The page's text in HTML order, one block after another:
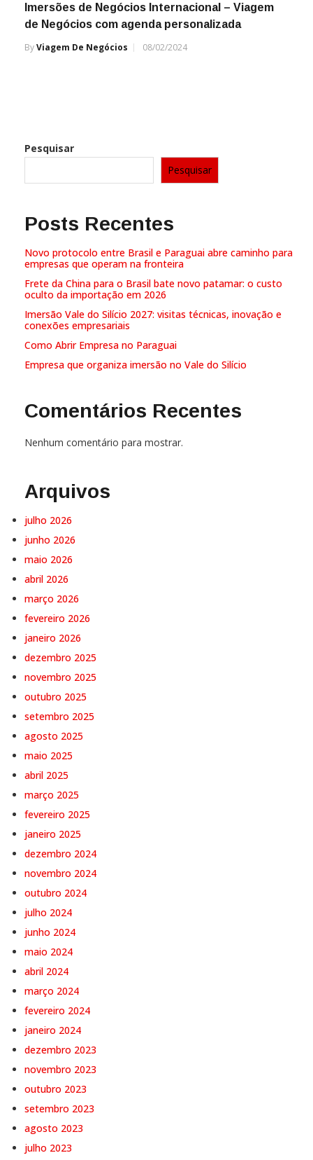
Imersões de Negócios Internacional – Viagem
de Negócios com agenda personalizada
ByViagem De Negócios 08/02/2024
Pesquisar
Pesquisar
Posts Recentes
Novo protocolo entre Brasil e Paraguai abre caminho para
empresas que operam na fronteira
Frete da China para o Brasil bate novo patamar: o custo
oculto da importação em 2026
Imersão Vale do Silício 2027: visitas técnicas, inovação e
conexões empresariais
Como Abrir Empresa no Paraguai
Empresa que organiza imersão no Vale do Silício
Comentários Recentes
Nenhum comentário para mostrar.
Arquivos
julho 2026
junho 2026
maio 2026
abril 2026
março 2026
fevereiro 2026
janeiro 2026
dezembro 2025
novembro 2025
outubro 2025
setembro 2025
agosto 2025
maio 2025
abril 2025
março 2025
fevereiro 2025
janeiro 2025
dezembro 2024
novembro 2024
outubro 2024
julho 2024
junho 2024
maio 2024
abril 2024
março 2024
fevereiro 2024
janeiro 2024
dezembro 2023
novembro 2023
outubro 2023
setembro 2023
agosto 2023
julho 2023